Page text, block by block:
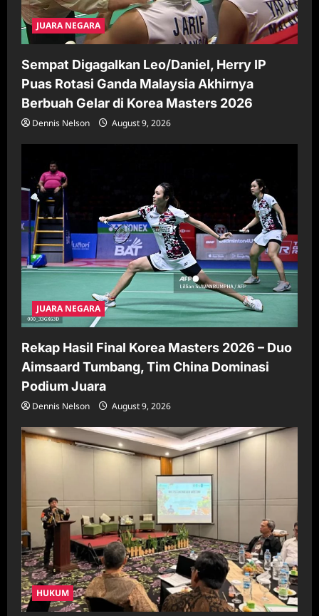
JUARA NEGARA
Sempat Digagalkan Leo/Daniel, Herry IP
Puas Rotasi Ganda Malaysia Akhirnya
Berbuah Gelar di Korea Masters 2026
Dennis Nelson August 9, 2026
JUARA NEGARA
Rekap Hasil Final Korea Masters 2026 – Duo
Aimsaard Tumbang, Tim China Dominasi
Podium Juara
Dennis Nelson August 9, 2026
HUKUM